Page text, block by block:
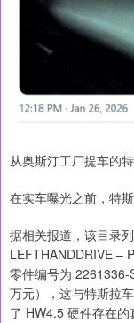
从奥斯汀工厂提车的
在实车曝光之前，特
据相关报道，该目录
LEFTHANDDRIVE –
零件编号为
万元），这与特斯拉
了 HW4.5 硬件存在的